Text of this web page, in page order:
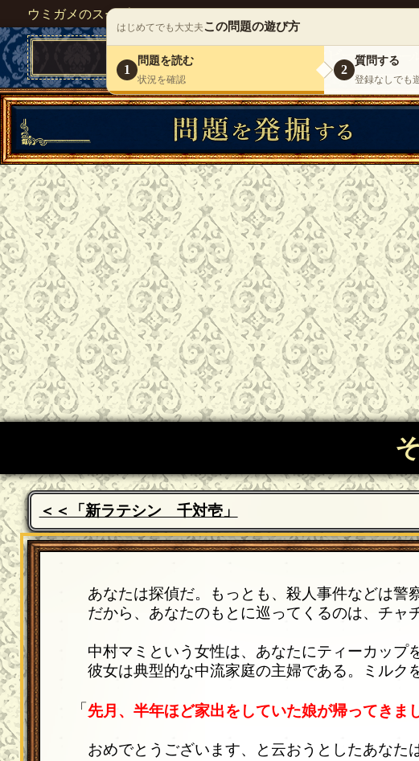
ウミガメのスープが１人で遊べる『 DEBONO（デボノ）』
＜＜「新ラテシン 千対壱」
はじめてでも大丈夫この問題の遊び方
1
問題を読む
状況を確認
2
質問する
登録なしでも
あなたは探偵だ。もっとも、殺人事件などは警
だから、あなたのもとに巡ってくるのは、チャ
中村マミという女性は、あなたにティーカップ
彼女は典型的な中流家庭の主婦である。ミルク
「 先月、半年ほど家出をしていた娘が帰ってきま
おめでとうございます、と云おうとしたあなた